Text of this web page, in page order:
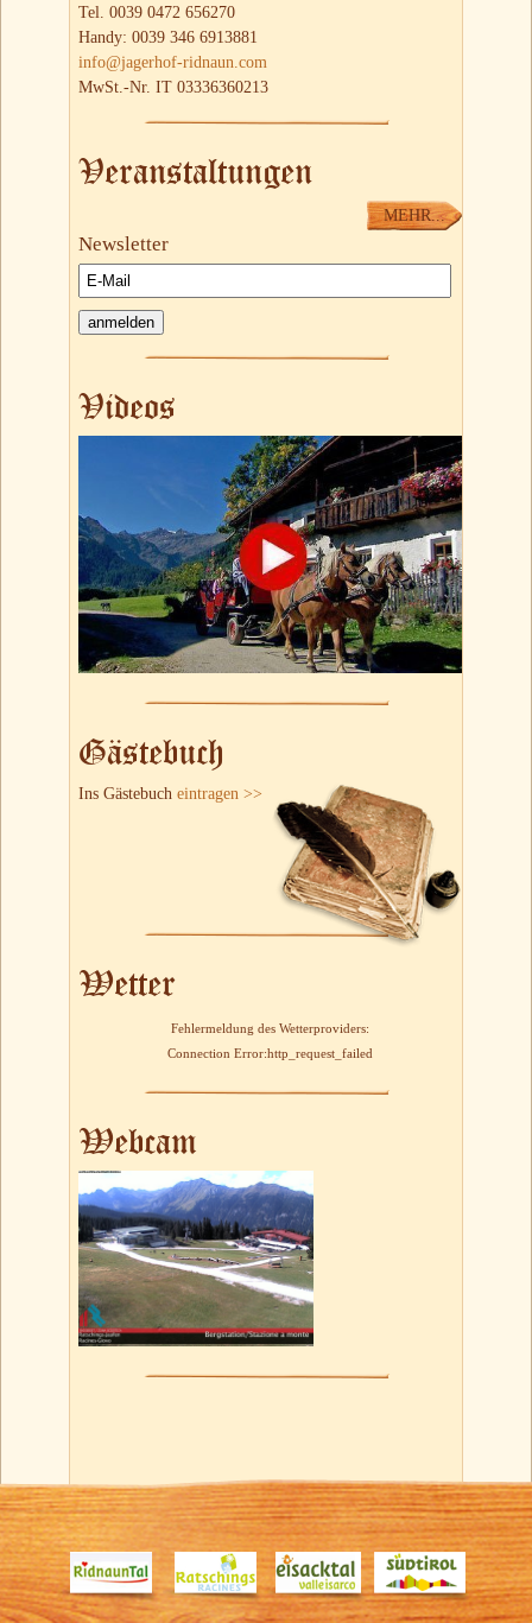
Tel. 0039 0472 656270
Handy: 0039 346 6913881
info@jagerhof-ridnaun.com
MwSt.-Nr. IT 03336360213
Veranstaltungen
MEHR...
Newsletter
Videos
Gästebuch
Ins Gästebuch eintragen >>
Wetter
Fehlermeldung des Wetterproviders:
Connection Error:http_request_failed
Webcam